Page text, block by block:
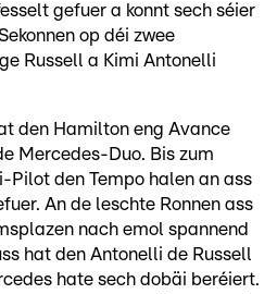
gefuer a konnt sech séier
op déi zwee
Russell a Kimi Antonelli
den Hamilton eng Avance
Mercedes-Duo. Bis zum
Pilot den Tempo halen an ass
An de leschte Ronnen ass
nach emol spannend
hat den Antonelli de Russell
hate sech dobäi beréiert.